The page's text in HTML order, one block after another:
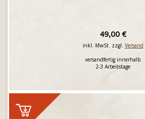
49,00 €
inkl. MwSt. zzgl. Versand
versandfertig innerhalb
2-3 Arbeitstage